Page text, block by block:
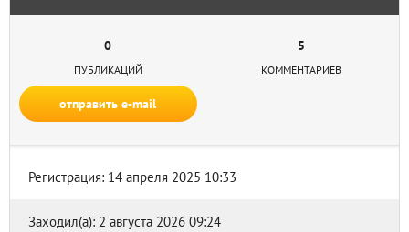
0
ПУБЛИКАЦИЙ
5
КОММЕНТАРИЕВ
отправить e-mail
Регистрация: 14 апреля 2025 10:33
Заходил(а): 2 августа 2026 09:24